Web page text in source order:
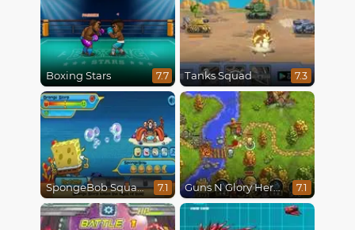
Boxing Stars 7.7 Tanks Squad 7.3
SpongeBob SquarePants : Monster Island Adventures 7.1 Guns N Glory Heroes 7.1